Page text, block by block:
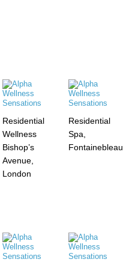
Residential
Wellness
Bishop’s
Avenue,
London
Residential
Spa,
Fontainebleau